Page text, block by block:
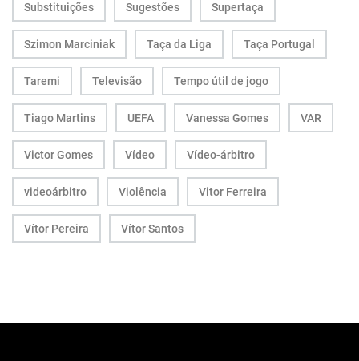
Substituições Sugestões Supertaça
Szimon Marciniak Taça da Liga Taça Portugal
Taremi Televisão Tempo útil de jogo
Tiago Martins UEFA Vanessa Gomes VAR
Victor Gomes Vídeo Vídeo-árbitro
videoárbitro Violência Vitor Ferreira
Vítor Pereira Vítor Santos